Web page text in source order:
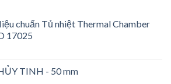
chuẩn Tủ nhiệt Thermal Chamber
17025
TINH - 50 mm